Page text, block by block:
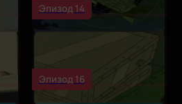
Эпизод 14
Эпизод 16